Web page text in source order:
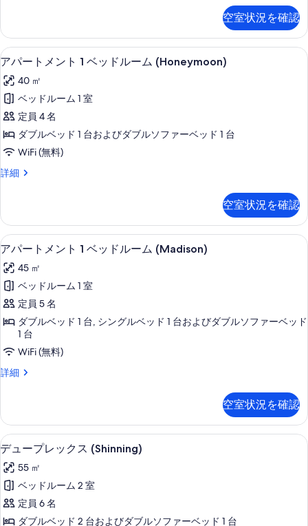
真
を
表
示
す
る
ド
ル
ー
ム
(Eternity)
の
す
べ
て
真
を
表
示
す
る
メ
ン
ト
ベ
ッ
ド
ル
ー
ム
(Eternity)
の
空室状況を確認
ア
パ
ー
ト
メ
ン
1
ッ
ド
ル
ー
ム
(Honeymoon)
の
べ
て
真
を
表
示
す
る
9
アパートメント 1 ベッドルーム (Honeymoon)
40 ㎡
ベッドルーム 1 室
定員 4 名
ダブルベッド 1 台およびダブルソファーベッド 1 台
WiFi (無料)
詳細
ア
メ
ン
ト
ベ
ッ
ド
ル
ー
(Honeymoon)
の
詳
空室状況を確認
ア
パ
ー
ト
メ
ト
1
ド
ル
ー
ム
(Madison)
の
12
アパートメント 1 ベッドルーム (Madison)
45 ㎡
ベッドルーム 1 室
定員 5 名
ダブルベッド 1 台, シングルベッド 1 台およびダブルソファーベッド
1 台
WiFi (無料)
詳細
ア
メ
ン
ト
ベ
ッ
ド
ル
ー
空室状況を確認
デ
ュ
ー
プ
レ
7
デュープレックス (Shinning)
55 ㎡
ベッドルーム 2 室
定員 6 名
ダブルベッド 2 台およびダブルソファーベッド 1 台